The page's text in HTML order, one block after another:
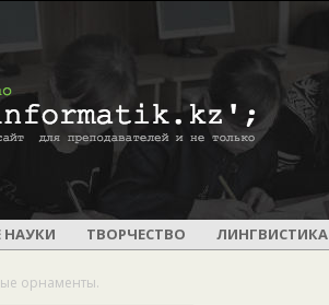
ПОУРОЧНОЕ
НАУКИ ТВОРЧЕСТВО ЛИНГВИСТИКА
орнаменты.